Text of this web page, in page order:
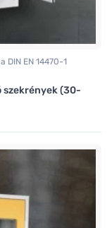
DIN EN 14470-1
szekrények (30-